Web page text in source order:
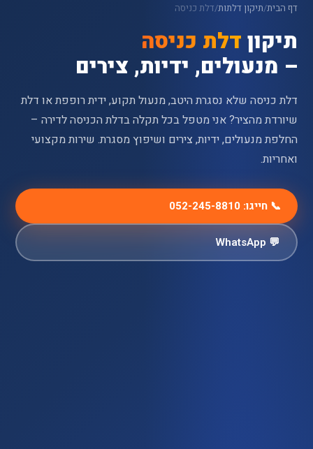
דף הבית/תיקון דלתות/דלת כניסה
תיקון דלת כניסה
– מנעולים, ידיות, צירים
דלת כניסה שלא נסגרת היטב, מנעול תקוע, ידית רופפת או דלת
שיורדת מהציר? אני מטפל בכל תקלה בדלת הכניסה לדירה –
החלפת מנעולים, ידיות, צירים ושיפוץ מסגרת. שירות מקצועי
ואחריות.
📞 חייגו: 052-245-8810
💬 WhatsApp